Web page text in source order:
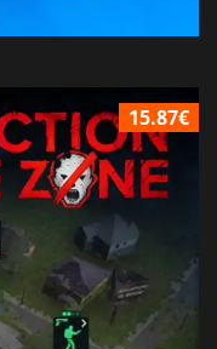
15.87€